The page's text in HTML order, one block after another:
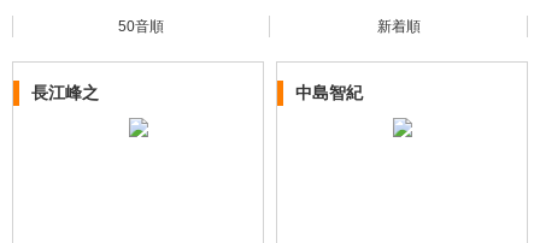
50音順 新着順
長江峰之 中島智紀